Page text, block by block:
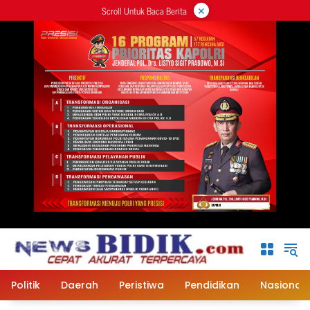
ke
Scroll Untuk Baca Berita ×
Politik Daerah Peristiwa Pendidikan Nasional